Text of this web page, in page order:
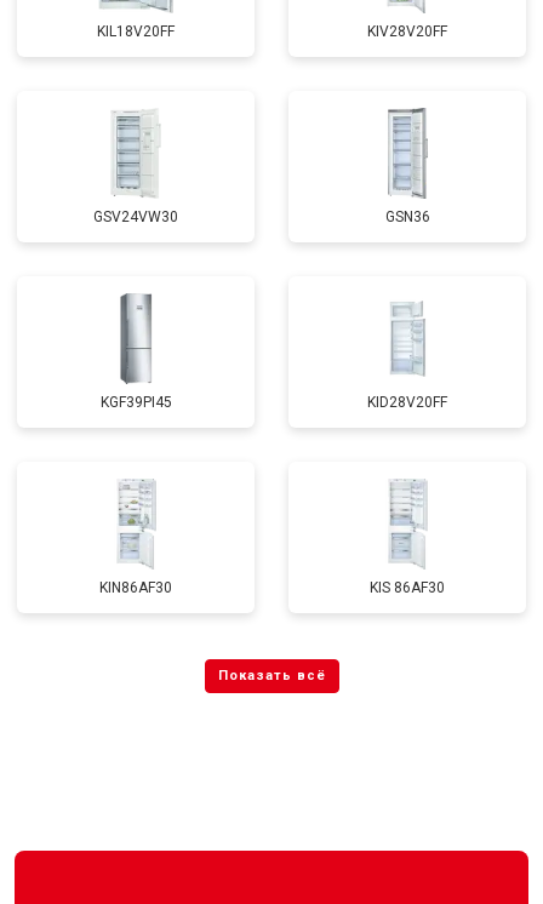
KIL18V20FF KIV28V20FF
GSV24VW30 GSN36
KGF39PI45 KID28V20FF
KIN86AF30 KIS 86AF30